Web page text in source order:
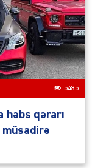
5485
həbs qərarı